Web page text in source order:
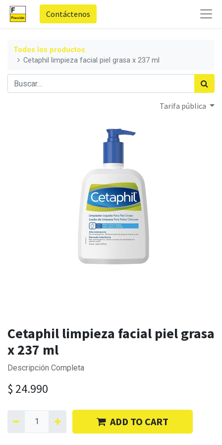
Contáctenos
Todos los productos
Cetaphil limpieza facial piel grasa x 237 ml
Tarifa pública
Cetaphil limpieza facial piel grasa
x 237 ml
Descripción Completa
$ 24.990
ADD TO CART